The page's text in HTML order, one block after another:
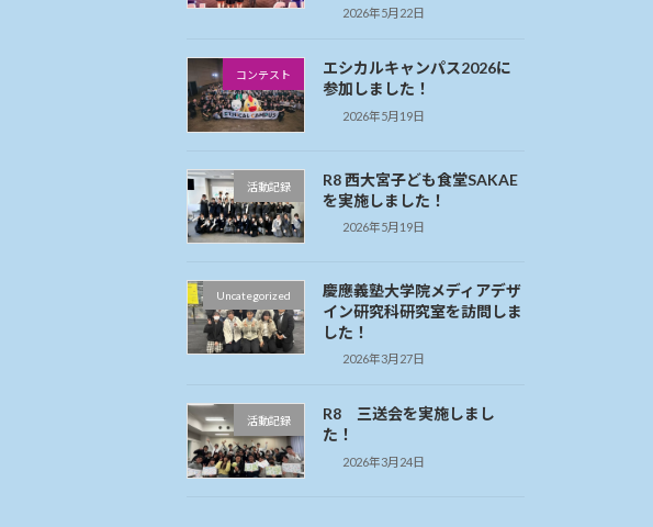
2026年5月22日
コンテスト
エシカルキャンパス2026に
参加しました！
2026年5月19日
活動記録
R8 西大宮子ども食堂SAKAE
を実施しました！
2026年5月19日
Uncategorized
慶應義塾大学院メディアデザ
イン研究科研究室を訪問しま
した！
2026年3月27日
活動記録
R8 三送会を実施しまし
た！
2026年3月24日